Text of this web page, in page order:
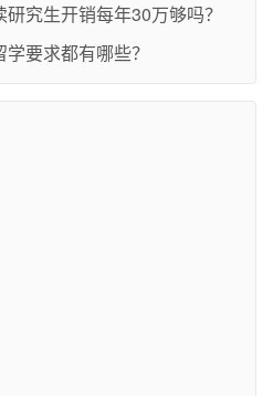
究生开销每年30万够吗？
要求都有哪些？